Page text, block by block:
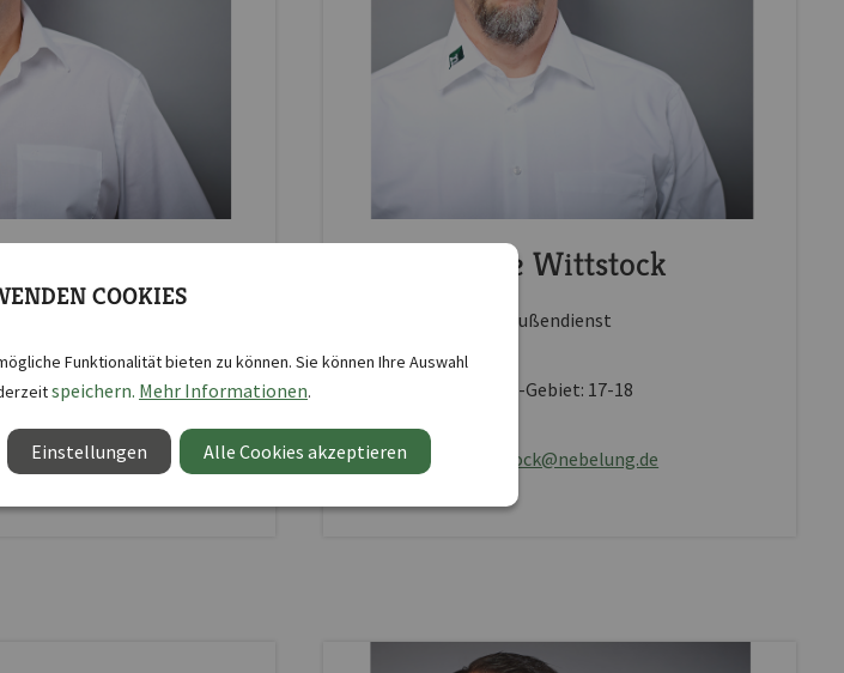
19-25, 29
Mike Wittstock
Außendienst
PLZ-Gebiet: 17-18
wittstock@nebelung.de
COOKIES
Funktionalität bieten zu können. Sie können Ihre Auswahl
speichern. Mehr Informationen.
Einstellungen Alle Cookies akzeptieren